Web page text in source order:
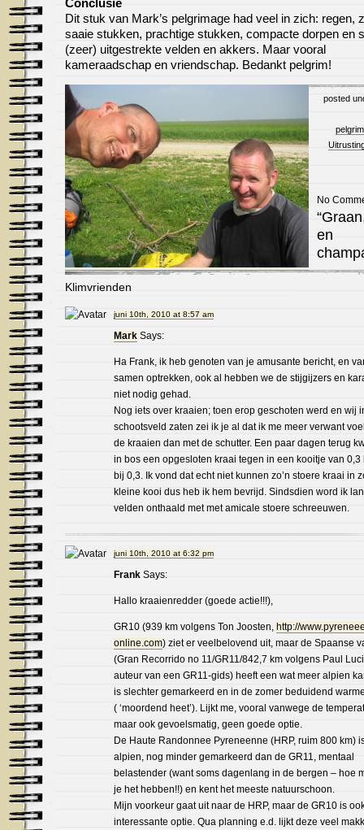
Conclusie
Dit stuk van Mark’s pelgrimage had veel in zich: regen,
saaie stukken, prachtige stukken, compacte dorpen en
(zeer) uitgestrekte velden en akkers. Maar vooral
kameraadschap en vriendschap. Bedankt pelgrim!
Klimvrienden
posted
No
en
juni 10th, 2010 at 8:57 am
Mark Says:
Ha Frank, ik heb genoten van je amusante bericht, en
samen optrekken, ook al hebben we de stijgijzers en
niet nodig gehad.
Nog iets over kraaien; toen erop geschoten werd en wij
schootsveld zaten zei ik je al dat ik me meer verwant
de kraaien dan met de schutter. Een paar dagen terug
in bos een opgesloten kraai tegen in een kooitje van 0,3
bij 0,3. Ik vond dat echt niet kunnen zo’n stoere kraai in
kleine kooi dus heb ik hem bevrijd. Sindsdien word ik
velden onthaald met met amicale stoere schreeuwen.
juni 10th, 2010 at 6:32 pm
Frank Says:
Hallo kraaienredder (goede actie!!!),
GR10 (939 km volgens Ton Joosten, http://
online.com) ziet er veelbelovend uit, maar de Spaanse
(Gran Recorrido no 11/GR11/842,7 km volgens Paul
auteur van een GR11-gids) heeft een wat meer alpien
is slechter gemarkeerd en in de zomer beduidend
( ‘moordend heet’). Lijkt me, vooral vanwege de
maar ook gevoelsmatig, geen goede optie.
De Haute Randonnee Pyreneenne (HRP, ruim 800 km)
alpien, nog minder gemarkeerd dan de GR11, mentaal
belastender (want soms dagenlang in de bergen – hoe
je het hebben!!) en kent het meeste natuurschoon.
Mijn voorkeur gaat uit naar de HRP, maar de GR10 is
interessante optie. Qua planning e.d. lijkt deze veel